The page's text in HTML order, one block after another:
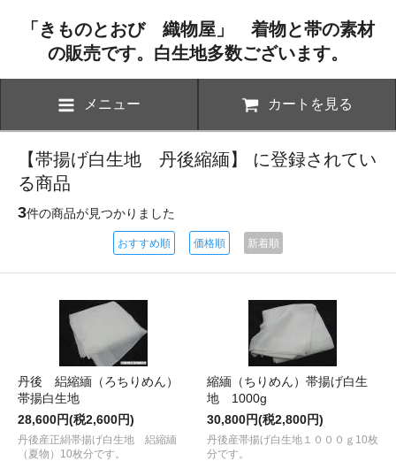
「きものとおび 織物屋」 着物と帯の素材
の販売です。白生地多数ございます。
メニュー カートを見る
【帯揚げ白生地 丹後縮緬】 に登録されてい
る商品
3件の商品が見つかりました
おすすめ順 価格順 新着順
丹後 絽縮緬（ろちりめん）
帯揚白生地
28,600円(税2,600円)
丹後産正絹帯揚げ白生地 絽縮緬
（夏物）10枚分です。
縮緬（ちりめん）帯揚げ白生
地 1000g
30,800円(税2,800円)
丹後産帯揚げ白生地１０００ｇ10枚
分です。